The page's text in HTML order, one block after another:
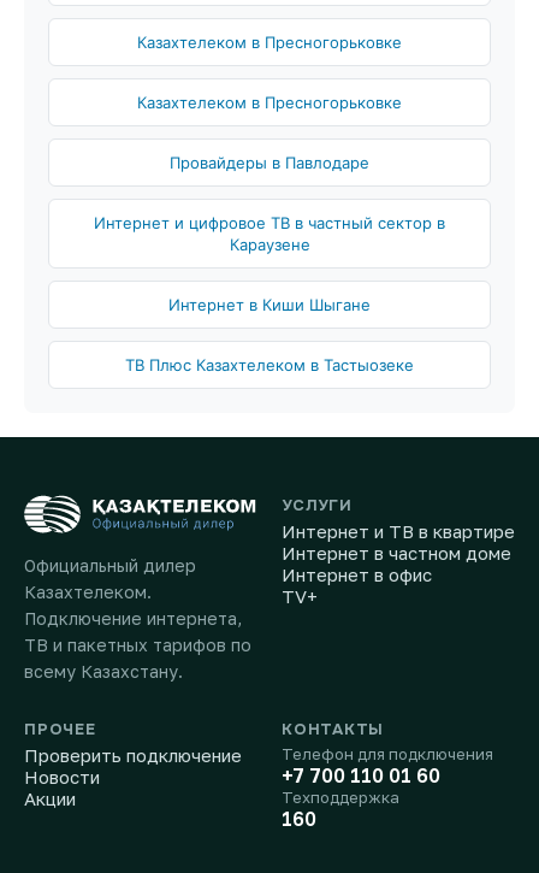
Казахтелеком в Пресногорьковке
Казахтелеком в Пресногорьковке
Провайдеры в Павлодаре
Интернет и цифровое ТВ в частный сектор в
Караузене
Интернет в Киши Шыгане
ТВ Плюс Казахтелеком в Тастыозеке
Официальный дилер
Казахтелеком.
Подключение интернета,
ТВ и пакетных тарифов по
всему Казахстану.
УСЛУГИ
Интернет и ТВ в квартире
Интернет в частном доме
Интернет в офис
TV+
ПРОЧЕЕ
Проверить подключение
Новости
Акции
КОНТАКТЫ
Телефон для подключения
+7 700 110 01 60
Техподдержка
160